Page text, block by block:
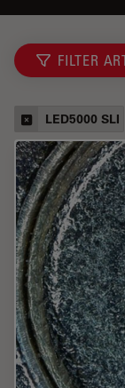
FILTER
LED5000 SLI